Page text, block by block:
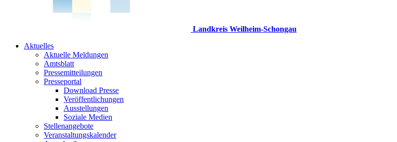
Landkreis Weilheim-Schongau
Aktuelles
Aktuelle Meldungen
Amtsblatt
Pressemitteilungen
Presseportal
Download Presse
Veröffentlichungen
Ausstellungen
Soziale Medien
Stellenangebote
Veranstaltungskalender